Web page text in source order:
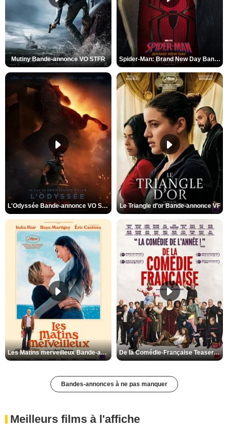
Mutiny Bande-annonce VO STFR Spider-Man: Brand New Day Bande-annonce VO STFR
L'Odyssée Bande-annonce VO STFR Le Triangle d'or Bande-annonce VF
Les Matins merveilleux Bande-annonce VF De la Comédie-Française Teaser VF
Bandes-annonces à ne pas manquer
Meilleurs films à l'affiche